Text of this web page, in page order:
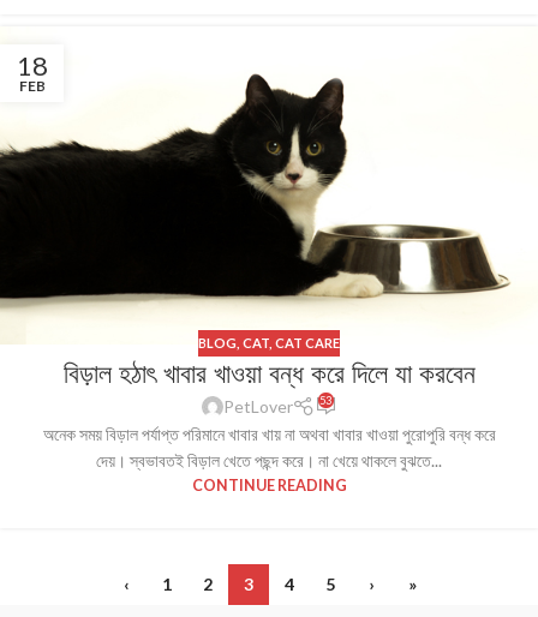
18
FEB
BLOG CAT CAT CARE
বিড়াল হঠাৎ খাবার খাওয়া বন্ধ করে দিলে যা করবেন
PetLover 53
অনেক সময় বিড়াল পর্যাপ্ত পরিমানে খাবার খায় না অথবা খাবার খাওয়া পুরোপুরি বন্ধ করে
দেয়। স্বভাবতই বিড়াল খেতে পছন্দ করে। না খেয়ে থাকলে বুঝতে...
CONTINUE READING
‹ 1 2 3 4 5 › »